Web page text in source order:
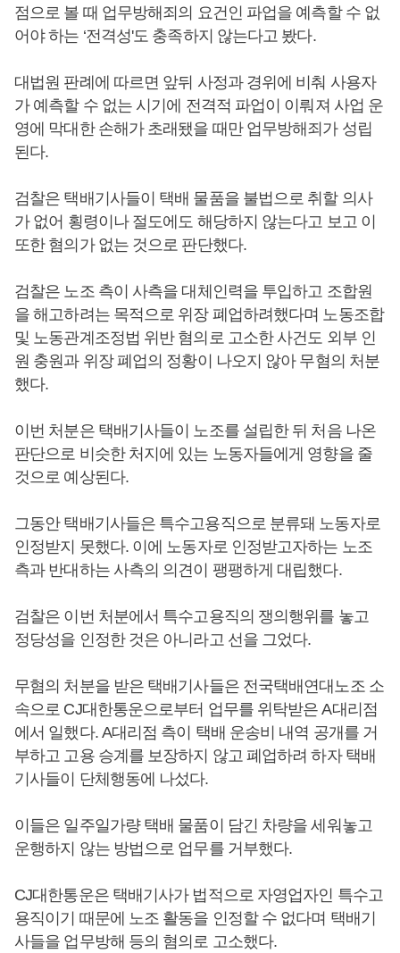
점으로 볼 때 업무방해죄의 요건인 파업을 예측할 수 없
어야 하는 ‘전격성'도 충족하지 않는다고 봤다.
대법원 판례에 따르면 앞뒤 사정과 경위에 비춰 사용자
가 예측할 수 없는 시기에 전격적 파업이 이뤄져 사업 운
영에 막대한 손해가 초래됐을 때만 업무방해죄가 성립
된다.
검찰은 택배기사들이 택배 물품을 불법으로 취할 의사
가 없어 횡령이나 절도에도 해당하지 않는다고 보고 이
또한 혐의가 없는 것으로 판단했다.
검찰은 노조 측이 사측을 대체인력을 투입하고 조합원
을 해고하려는 목적으로 위장 폐업하려했다며 노동조합
및 노동관계조정법 위반 혐의로 고소한 사건도 외부 인
원 충원과 위장 폐업의 정황이 나오지 않아 무혐의 처분
했다.
이번 처분은 택배기사들이 노조를 설립한 뒤 처음 나온
판단으로 비슷한 처지에 있는 노동자들에게 영향을 줄
것으로 예상된다.
그동안 택배기사들은 특수고용직으로 분류돼 노동자로
인정받지 못했다. 이에 노동자로 인정받고자하는 노조
측과 반대하는 사측의 의견이 팽팽하게 대립했다.
검찰은 이번 처분에서 특수고용직의 쟁의행위를 놓고
정당성을 인정한 것은 아니라고 선을 그었다.
무혐의 처분을 받은 택배기사들은 전국택배연대노조 소
속으로 CJ대한통운으로부터 업무를 위탁받은 A대리점
에서 일했다. A대리점 측이 택배 운송비 내역 공개를 거
부하고 고용 승계를 보장하지 않고 폐업하려 하자 택배
기사들이 단체행동에 나섰다.
이들은 일주일가량 택배 물품이 담긴 차량을 세워놓고
운행하지 않는 방법으로 업무를 거부했다.
CJ대한통운은 택배기사가 법적으로 자영업자인 특수고
용직이기 때문에 노조 활동을 인정할 수 없다며 택배기
사들을 업무방해 등의 혐의로 고소했다.